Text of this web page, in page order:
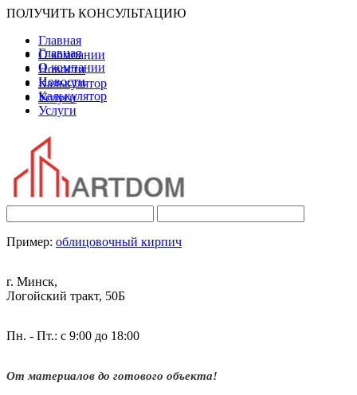
ПОЛУЧИТЬ КОНСУЛЬТАЦИЮ
Главная
О компании
Новости
Калькулятор
Услуги
Главная
О компании
Новости
Калькулятор
Услуги
Пример: облицовочный кирпич
г. Минск,
Логойский тракт, 50Б
Пн. - Пт.: с 9:00 до 18:00
От материалов до готового объекта!